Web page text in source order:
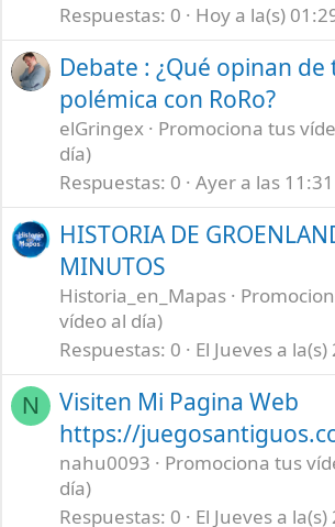
Respuestas 0 Hoy a la(s)
Debate : ¿Qué opinan de
polémica con RoRo?
elGringex
Promociona tus
día)
Respuestas 0 Ayer a las 11:31
HISTORIA DE
MINUTOS
Historia_en_Mapas
vídeo al día)
Respuestas 0 El Jueves a
N
Visiten Mi Pagina Web
https://
nahu0093
Promociona tus
día)
Respuestas 0 El Jueves a